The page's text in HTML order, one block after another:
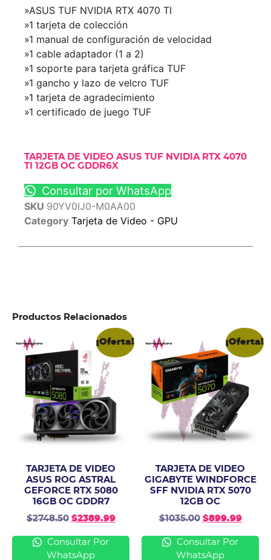
»ASUS TUF NVIDIA RTX 4070 TI
»1 tarjeta de colección
»1 manual de configuración de velocidad
»1 cable adaptador (1 a 2)
»1 soporte para tarjeta gráfica TUF
»1 gancho y lazo de velcro TUF
»1 tarjeta de agradecimiento
»1 certificado de juego TUF
TARJETA DE VIDEO ASUS TUF NVIDIA RTX 4070
TI 12GB OC GDDR6X
Consultar por WhatsApp
SKU 90YV0IJ0-M0AA00
Category Tarjeta de Video - GPU
Productos Relacionados
¡Oferta!
TARJETA DE VIDEO
ASUS ROG ASTRAL
GEFORCE RTX 5080
16GB OC GDDR7
$2748.50 $2389.99
Consultar Por
WhatsApp
¡Oferta!
TARJETA DE VIDEO
GIGABYTE WINDFORCE
SFF NVIDIA RTX 5070
12GB OC
$1035.00 $899.99
Consultar Por
WhatsApp